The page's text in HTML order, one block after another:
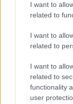
I want to
related to
I want to
related to
I want to
related to
functionality
user
Redakcja
Reklama
Kontakt